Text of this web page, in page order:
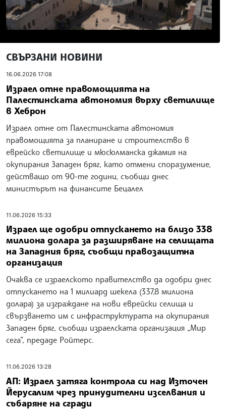
СВЪРЗАНИ НОВИНИ
16.06.2026 17:08
Израел отне правомощията на
Палестинската автономия върху светилище
в Хеброн
Израел отне от Палестинската автономия
правомощията за планиране и строителство в
еврейско светилище и мюсюлманска джамия на
окупирания Западен бряг, като отмени споразумение,
действащо от 90-те години, съобщи днес
министърът на финансите Бецалел
11.06.2026 15:33
Израел ще одобри отпускането на близо 338
милиона долара за разширяване на селищата
на Западния бряг, съобщи правозащитна
организация
Очаква се израелското правителство да одобри днес
отпускането на 1 милиард шекела (337,8 милиона
долара) за изграждане на нови еврейски селища и
свързването им с инфраструктурата на окупирания
Западен бряг, съобщи израелската организация „Мир
сега”, предаде Ройтерс.
11.06.2026 13:28
АП: Израел затяга контрола си над Източен
Йерусалим чрез принудителни изселвания и
събаряне на сгради